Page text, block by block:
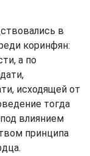
в
коринфян:
а по
исходящей от
тогда
влиянием
принципа